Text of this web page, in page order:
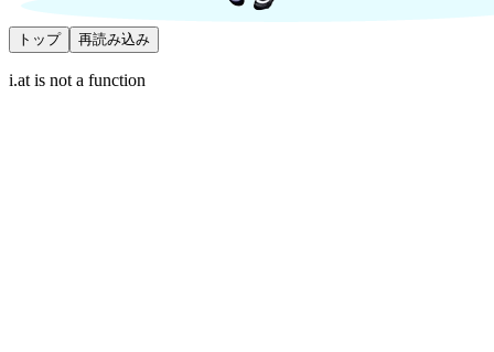
トップ 再読み込み
i.at is not a function